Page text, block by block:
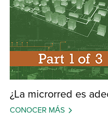
¿La microrred es
CONOCER MÁS